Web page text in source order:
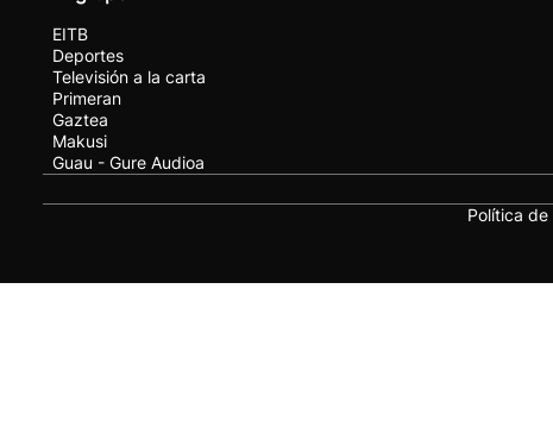
EITB
Deportes
Televisión a la carta
Primeran
Gaztea
Makusi
Guau - Gure Audioa
Política